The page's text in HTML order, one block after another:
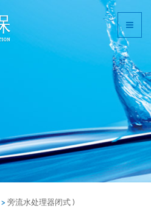
> 旁流水处理器闭式 )